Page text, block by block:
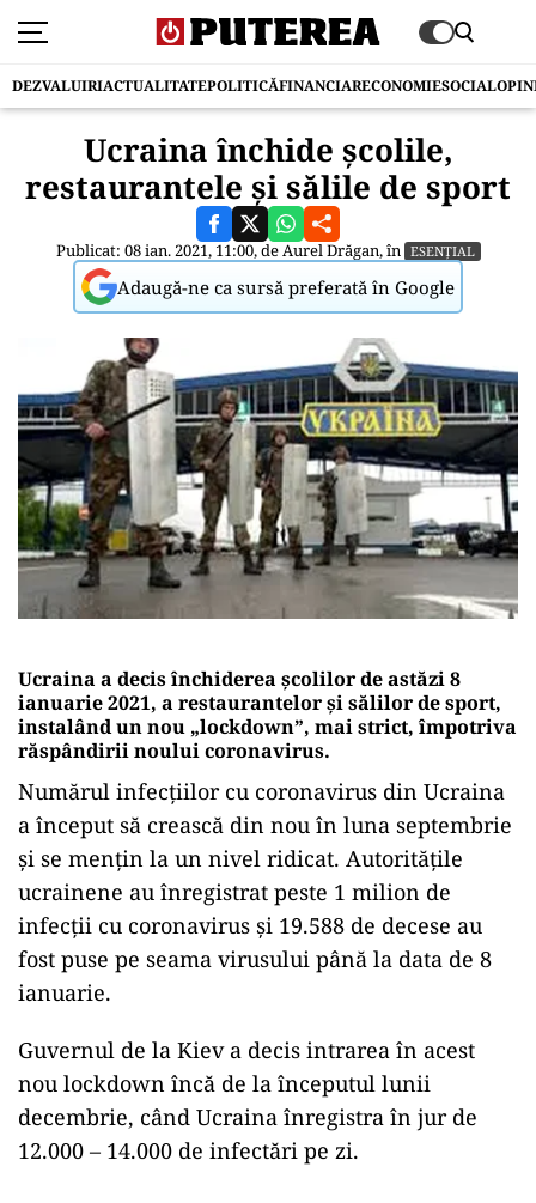
DEZVALUIRIACTUALITATEPOLITICĂFINANCIARECONOMIESOCIAL
Ucraina închide școlile,
restaurantele și sălile de sport
Publicat: 08 ian. 2021, 11:00, deAurel Drăgan, în ESENȚIAL
Adaugă-ne ca sursă preferată în Google
Ucraina a decis închiderea școlilor de astăzi 8
ianuarie 2021, a restaurantelor şi sălilor de sport,
instalând un nou „lockdown”, mai strict, împotriva
răspândirii noului coronavirus.
Numărul infecţiilor cu coronavirus din Ucraina
a început să crească din nou în luna septembrie
şi se menţin la un nivel ridicat. Autorităţile
ucrainene au înregistrat peste 1 milion de
infecţii cu coronavirus şi 19.588 de decese au
fost puse pe seama virusului până la data de 8
ianuarie.
Guvernul de la Kiev a decis intrarea în acest
nou lockdown încă de la începutul lunii
decembrie, când Ucraina înregistra în jur de
12.000 – 14.000 de infectări pe zi.